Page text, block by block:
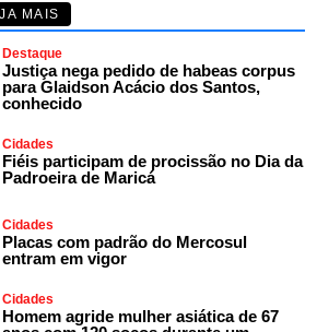
MAIS
Destaque
Justiça nega pedido de habeas corpus
para Glaidson Acácio dos Santos,
conhecido
Cidades
Fiéis participam de procissão no Dia da
Padroeira de Maricá
Cidades
Placas com padrão do Mercosul
entram em vigor
Cidades
Homem agride mulher asiática de 67